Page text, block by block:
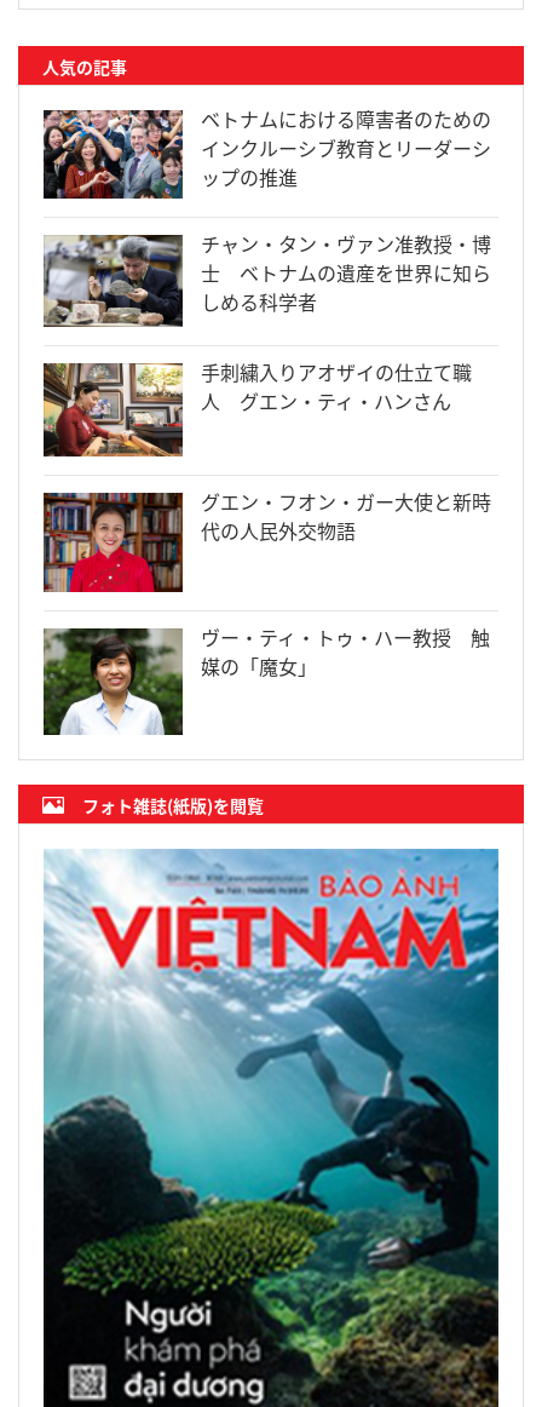
人気の記事
ベトナムにおける障害者のための
インクルーシブ教育とリーダーシ
ップの推進
チャン・タン・ヴァン准教授・博
士 ベトナムの遺産を世界に知ら
しめる科学者
手刺繍入りアオザイの仕立て職
人 グエン・ティ・ハンさん
グエン・フオン・ガー大使と新時
代の人民外交物語
ヴー・ティ・トゥ・ハー教授 触
媒の「魔女」
フォト雑誌(紙版)を閲覧